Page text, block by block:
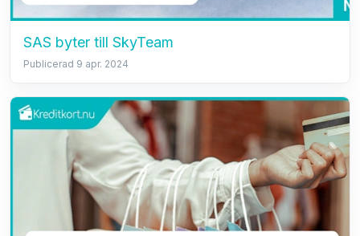
SAS byter till SkyTeam
Publicerad 9 apr. 2024